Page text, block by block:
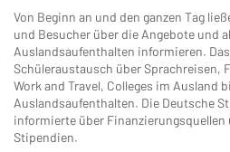
Von Beginn an und den ganzen Tag
und Besucher über die Angebote und
Auslandsaufenthalten informieren.
Schüleraustausch über Sprachreisen,
Work and Travel, Colleges im Ausland
Auslandsaufenthalten. Die Deutsche
informierte über Finanzierungsquellen
Stipendien.